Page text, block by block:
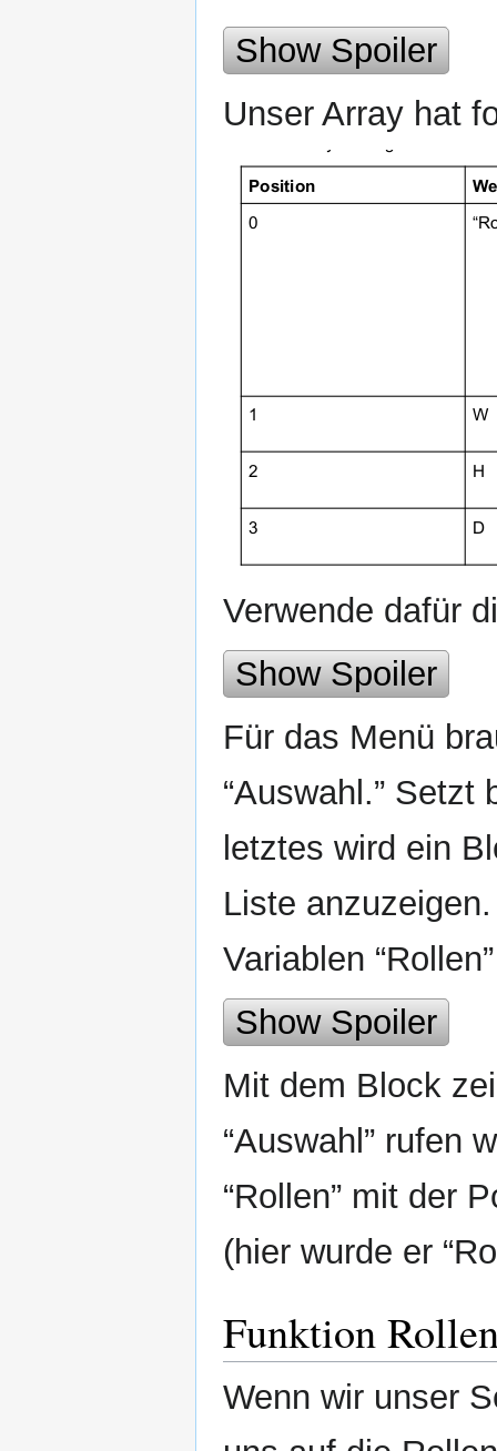
Show Spoiler
Unser Array hat
Verwende dafür
Show Spoiler
Für das Menü
“Auswahl.”
letztes wird ein
Liste
Variablen
Show Spoiler
Mit dem Block
“Auswahl” rufen
“Rollen” mit der
(hier wurde er
Funktion
Wenn wir unser